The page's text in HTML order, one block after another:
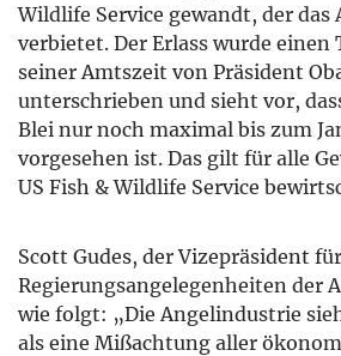
Wildlife Service gewandt, der das
verbietet. Der Erlass wurde einen
seiner Amtszeit von Präsident
unterschrieben und sieht vor,
Blei nur noch maximal bis zum
vorgesehen ist. Das gilt für alle
US Fish & Wildlife Service
Scott Gudes, der Vizepräsident für
Regierungsangelegenheiten der
wie folgt: „Die Angelindustrie
als eine Mißachtung aller